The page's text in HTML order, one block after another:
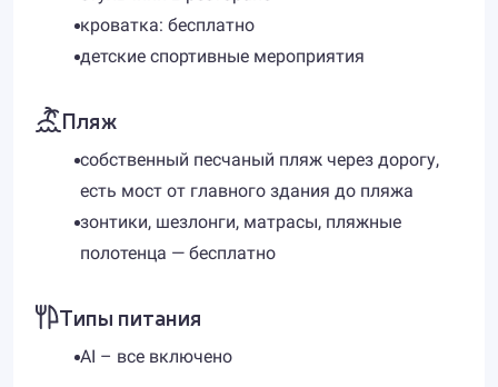
кроватка: бесплатно
детские спортивные мероприятия
Пляж
собственный песчаный пляж через дорогу,
есть мост от главного здания до пляжа
зонтики, шезлонги, матрасы, пляжные
полотенца — бесплатно
Типы питания
AI – все включено